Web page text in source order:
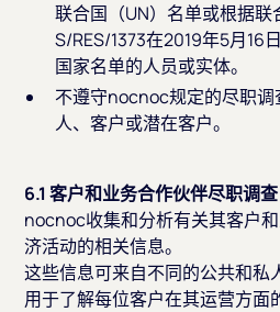
联合国（UN）名单或根据联
S/RES/1373在2019年5月16
国家名单的人员或实体。
不遵守nocnoc规定的尽职
人、客户或潜在客户。
6.1 客户和业务合作伙伴尽职调查
nocnoc收集和分析有关其客户
济活动的相关信息。
这些信息可来自不同的公共和私
用于了解每位客户在其运营方面